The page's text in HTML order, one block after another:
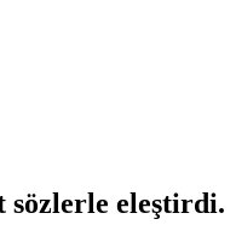
sözlerle eleştirdi.